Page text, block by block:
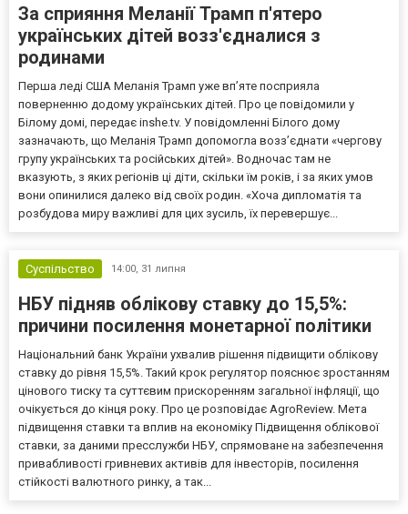
За сприяння Меланії Трамп п'ятеро
українських дітей возз'єдналися з
родинами
Перша леді США Меланія Трамп уже впʼяте посприяла
поверненню додому українських дітей. Про це повідомили у
Білому домі, передає inshe.tv. У повідомленні Білого дому
зазначають, що Меланія Трамп допомогла возз’єднати «чергову
групу українських та російських дітей». Водночас там не
вказують, з яких регіонів ці діти, скільки їм років, і за яких умов
вони опинилися далеко від своїх родин. «Хоча дипломатія та
розбудова миру важливі для цих зусиль, їх перевершує...
Суспільство 14:00, 31 липня
НБУ підняв облікову ставку до 15,5%:
причини посилення монетарної політики
Національний банк України ухвалив рішення підвищити облікову
ставку до рівня 15,5%. Такий крок регулятор пояснює зростанням
цінового тиску та суттєвим прискоренням загальної інфляції, що
очікується до кінця року. Про це розповідає AgroReview. Мета
підвищення ставки та вплив на економіку Підвищення облікової
ставки, за даними пресслужби НБУ, спрямоване на забезпечення
привабливості гривневих активів для інвесторів, посилення
стійкості валютного ринку, а так...